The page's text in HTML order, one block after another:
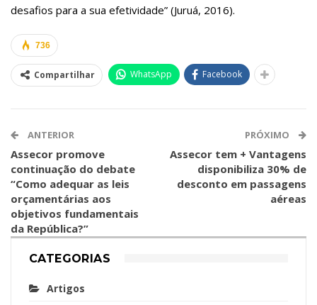
desafios para a sua efetividade” (Juruá, 2016).
736
Compartilhar WhatsApp Facebook
ANTERIOR
Assecor promove
continuação do debate
“Como adequar as leis
orçamentárias aos
objetivos fundamentais
da República?”
PRÓXIMO
Assecor tem + Vantagens
disponibiliza 30% de
desconto em passagens
aéreas
CATEGORIAS
Artigos